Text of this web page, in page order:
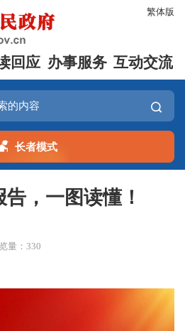
繁体版
回应 办事服务 互动交流
长者模式
，一图读懂！
量：330